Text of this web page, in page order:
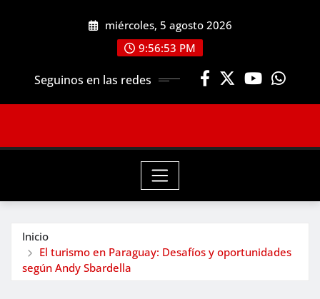
miércoles, 5 agosto 2026
9:56:55 PM
Seguinos en las redes
Inicio
El turismo en Paraguay: Desafíos y oportunidades
según Andy Sbardella